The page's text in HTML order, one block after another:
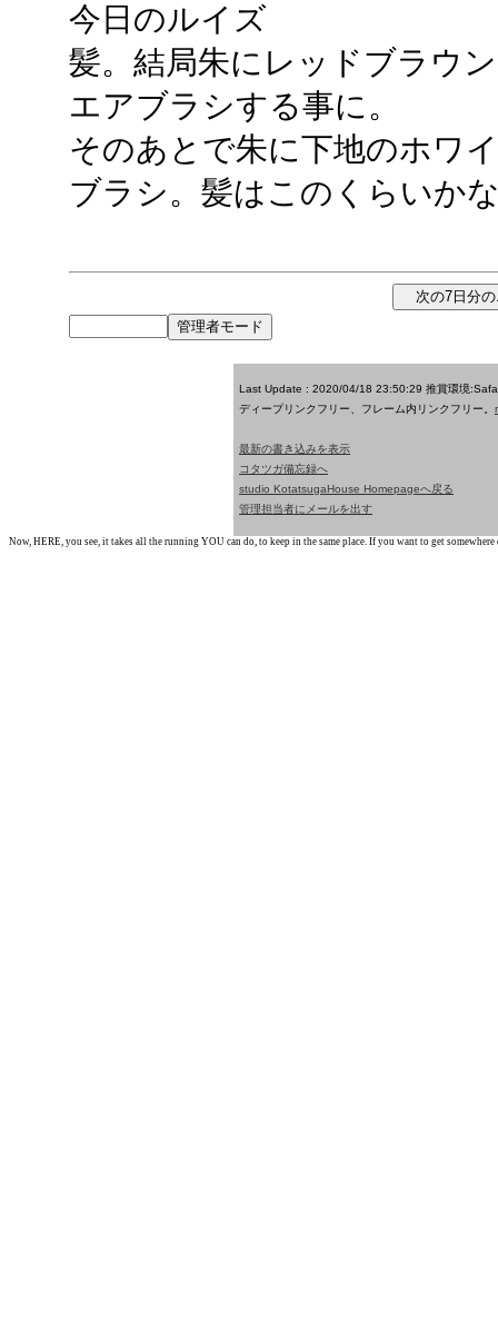
今日のルイズ
髪。結局朱にレッドブラウ
エアブラシする事に。
そのあとで朱に下地のホワ
ブラシ。髪はこのくらいか
Last Update : 2020/04/18 23:50:29 推賞環境
ディープリンクフリー、フレーム内リンクフリー。
最新の書き込みを表示
コタツガ備忘録へ
studio KotatsugaHouse Homepageへ戻る
管理担当者にメールを出す
Now, HERE, you see, it takes all the running YOU can do, to keep in the same place. If you want to get